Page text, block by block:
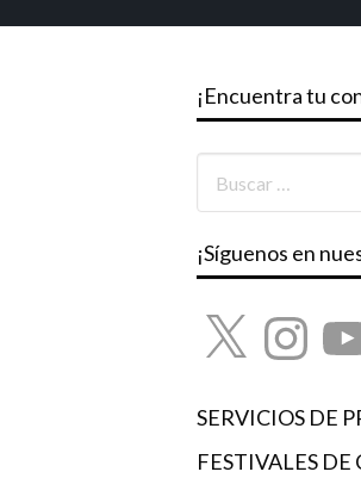
¡Encuentra tu
¡Síguenos en
X Instagram
SERVICIOS DE
FESTIVALES